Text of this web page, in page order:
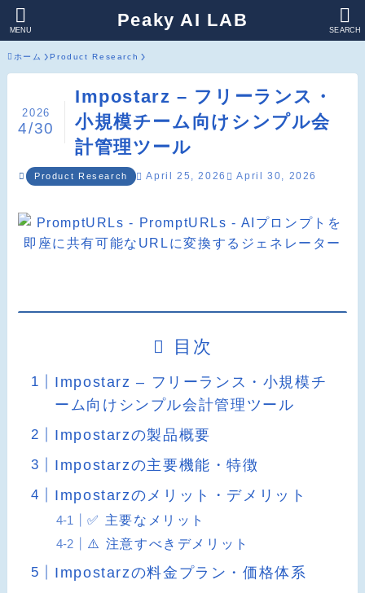
Peaky AI LAB SEARCH
MENU
ホーム Product Research
Impostarz – フリーランス・
小規模チーム向けシンプル会
計管理ツール
2026
4/30
Product Research April 25, 2026 April 30, 2026
目次
Impostarz – フリーランス・小規模チ
ーム向けシンプル会計管理ツール
Impostarzの製品概要
Impostarzの主要機能・特徴
Impostarzのメリット・デメリット
✅ 主要なメリット
⚠️ 注意すべきデメリット
Impostarzの料金プラン・価格体系